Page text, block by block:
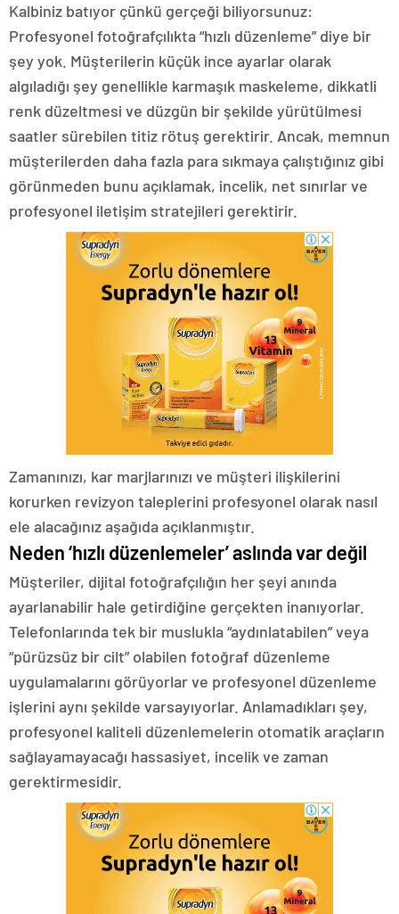
Kalbiniz batıyor çünkü gerçeği biliyorsunuz:
Profesyonel fotoğrafçılıkta “hızlı düzenleme” diye bir
şey yok. Müşterilerin küçük ince ayarlar olarak
algıladığı şey genellikle karmaşık maskeleme, dikkatli
renk düzeltmesi ve düzgün bir şekilde yürütülmesi
saatler sürebilen titiz rötuş gerektirir. Ancak, memnun
müşterilerden daha fazla para sıkmaya çalıştığınız gibi
görünmeden bunu açıklamak, incelik, net sınırlar ve
profesyonel iletişim stratejileri gerektirir.
Zamanınızı, kar marjlarınızı ve müşteri ilişkilerini
korurken revizyon taleplerini profesyonel olarak nasıl
ele alacağınız aşağıda açıklanmıştır.
Neden ‘hızlı düzenlemeler’ aslında var değil
Müşteriler, dijital fotoğrafçılığın her şeyi anında
ayarlanabilir hale getirdiğine gerçekten inanıyorlar.
Telefonlarında tek bir muslukla “aydınlatabilen” veya
“pürüzsüz bir cilt” olabilen fotoğraf düzenleme
uygulamalarını görüyorlar ve profesyonel düzenleme
işlerini aynı şekilde varsayıyorlar. Anlamadıkları şey,
profesyonel kaliteli düzenlemelerin otomatik araçların
sağlayamayacağı hassasiyet, incelik ve zaman
gerektirmesidir.